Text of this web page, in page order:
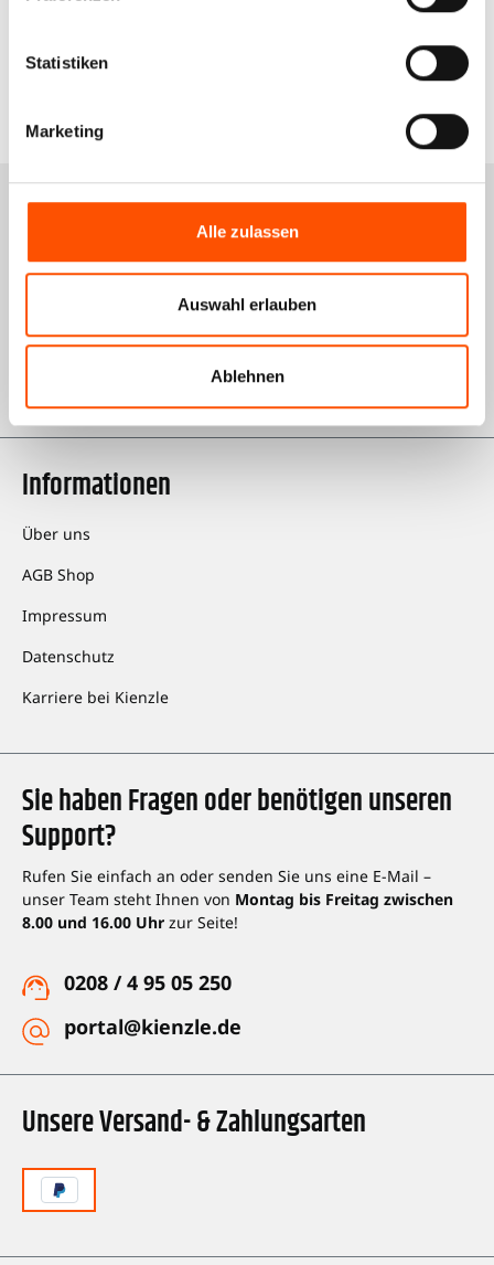
Statistiken
Marketing
Alle zulassen
Auswahl erlauben
Ablehnen
Services
Schulungsportal
Qualitätsmanagement
Rückgabe
Informationen
Über uns
AGB Shop
Impressum
Datenschutz
Karriere bei Kienzle
Unsere Versand- & Zahlungsarten
Sie haben Fragen oder benötigen unseren
Support?
Rufen Sie einfach an oder senden Sie uns eine E-Mail –
unser Team steht Ihnen von Montag bis Freitag zwischen
8.00 und 16.00 Uhr zur Seite!
0208 / 4 95 05 250
portal@kienzle.de